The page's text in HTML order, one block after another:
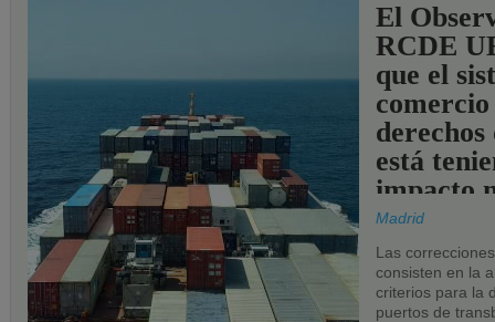
El
RCDE
que el
comercio
derechos
está
impacto
los
UE.
Madrid
Las
consisten en la
criterios para la
puertos de